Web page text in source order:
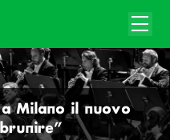
Milano il nuovo